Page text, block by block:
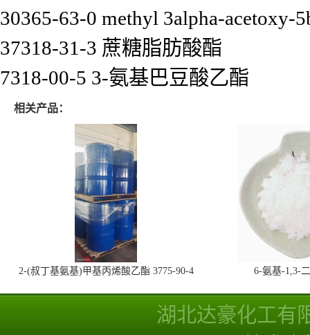
30365-63-0 methyl 3alpha-acetoxy-
37318-31-3 蔗糖脂肪酸酯
7318-00-5 3-氨基巴豆酸乙酯
相关产品：
2-(叔丁基氨基)甲基丙烯酸乙酯 3775-90-4 6-氨基-1,3-
湖北达豪化工有